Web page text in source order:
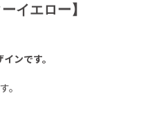
イエロー】
ンです。
。